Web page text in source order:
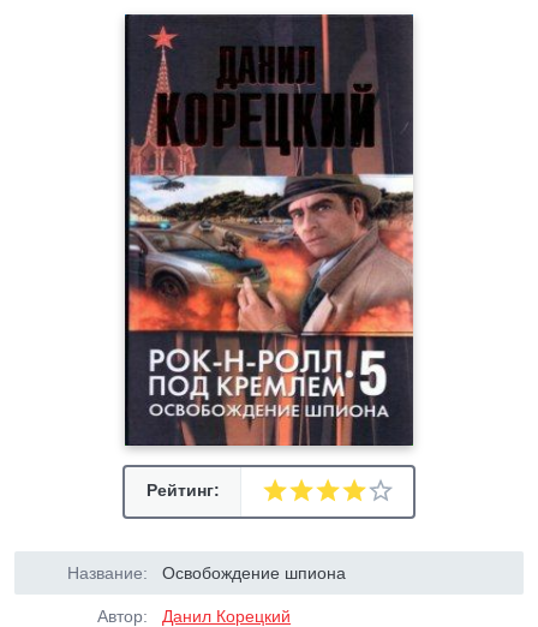
Рейтинг:
Название: Освобождение шпиона
Автор: Данил Корецкий